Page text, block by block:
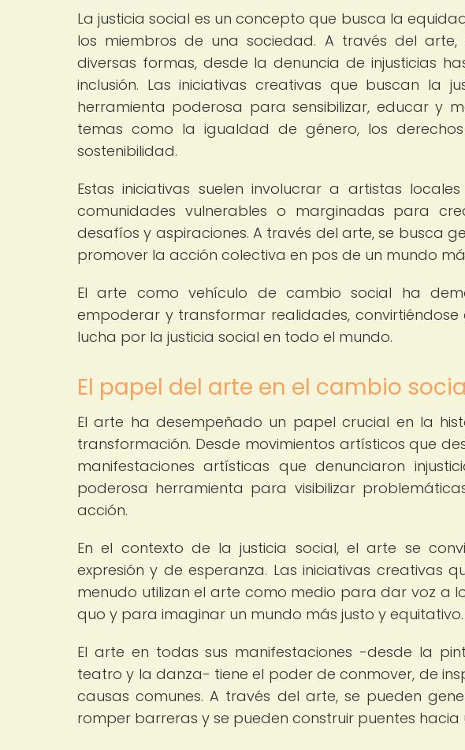
La justicia social es un concepto que busca la
los miembros de una sociedad. A través del
diversas formas, desde la denuncia de injusticias
inclusión. Las iniciativas creativas que buscan la
herramienta poderosa para sensibilizar, educar y
temas como la igualdad de género, los
sostenibilidad.
Estas iniciativas suelen involucrar a artistas
comunidades vulnerables o marginadas para
desafíos y aspiraciones. A través del arte, se busca
promover la acción colectiva en pos de un mundo
El arte como vehículo de cambio social ha
empoderar y transformar realidades,
lucha por la justicia social en todo el mundo.
El papel del arte en el cambio
El arte ha desempeñado un papel crucial en la
transformación. Desde movimientos artísticos que
manifestaciones artísticas que denunciaron
poderosa herramienta para visibilizar
acción.
En el contexto de la justicia social, el arte se
expresión y de esperanza. Las iniciativas creativas
menudo utilizan el arte como medio para dar voz a
quo y para imaginar un mundo más justo y equitativo.
El arte en todas sus manifestaciones -desde la
teatro y la danza- tiene el poder de conmover, de
causas comunes. A través del arte, se pueden
romper barreras y se pueden construir puentes hacia